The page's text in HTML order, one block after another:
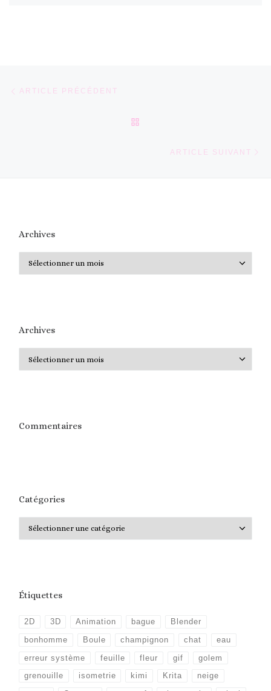
Parcourir les articles
ARTICLE PRÉCÉDENT
ARTICLE SUIVANT
Archives
Archives
Commentaires
Catégories
Étiquettes
2D 3D Animation bague Blender
bonhomme Boule champignon chat eau
erreur système feuille fleur gif golem
grenouille isometrie kimi Krita neige